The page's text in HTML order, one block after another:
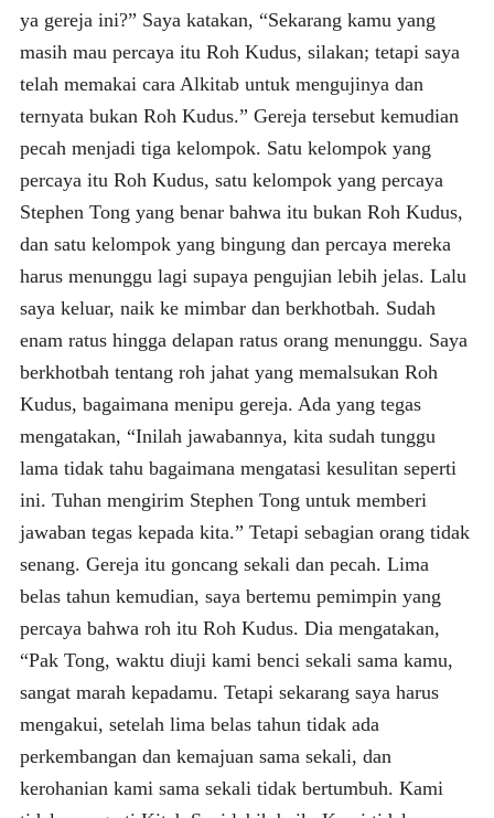
ya gereja ini?” Saya katakan, “Sekarang kamu yang
masih mau percaya itu Roh Kudus, silakan; tetapi saya
telah memakai cara Alkitab untuk mengujinya dan
ternyata bukan Roh Kudus.” Gereja tersebut kemudian
pecah menjadi tiga kelompok. Satu kelompok yang
percaya itu Roh Kudus, satu kelompok yang percaya
Stephen Tong yang benar bahwa itu bukan Roh Kudus,
dan satu kelompok yang bingung dan percaya mereka
harus menunggu lagi supaya pengujian lebih jelas. Lalu
saya keluar, naik ke mimbar dan berkhotbah. Sudah
enam ratus hingga delapan ratus orang menunggu. Saya
berkhotbah tentang roh jahat yang memalsukan Roh
Kudus, bagaimana menipu gereja. Ada yang tegas
mengatakan, “Inilah jawabannya, kita sudah tunggu
lama tidak tahu bagaimana mengatasi kesulitan seperti
ini. Tuhan mengirim Stephen Tong untuk memberi
jawaban tegas kepada kita.” Tetapi sebagian orang tidak
senang. Gereja itu goncang sekali dan pecah. Lima
belas tahun kemudian, saya bertemu pemimpin yang
percaya bahwa roh itu Roh Kudus. Dia mengatakan,
“Pak Tong, waktu diuji kami benci sekali sama kamu,
sangat marah kepadamu. Tetapi sekarang saya harus
mengakui, setelah lima belas tahun tidak ada
perkembangan dan kemajuan sama sekali, dan
kerohanian kami sama sekali tidak bertumbuh. Kami